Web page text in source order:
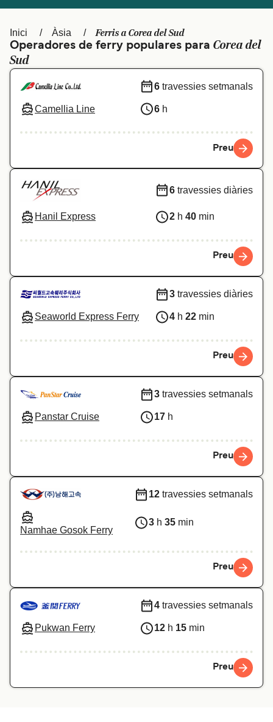
Україна
Inici Àsia Ferris a Corea del Sud
Operadores de ferry populares para Corea del
Sud
Camellia Line
6 travessies setmanals
6 h
Preu
Hanil Express
6 travessies diàries
2 h 40 min
Preu
Seaworld Express Ferry
3 travessies diàries
4 h 22 min
Preu
Panstar Cruise
3 travessies setmanals
17 h
Preu
Namhae Gosok Ferry
12 travessies setmanals
3 h 35 min
Preu
Pukwan Ferry
4 travessies setmanals
12 h 15 min
Preu